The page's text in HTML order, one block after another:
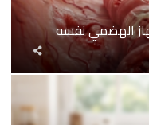
الهضمي نفسه
شارك